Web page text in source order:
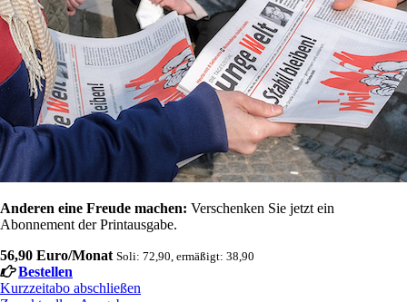
Anderen eine Freude machen: Verschenken Sie jetzt ein
Abonnement der Printausgabe.
56,90 Euro/Monat Soli: 72,90, ermäßigt: 38,90
Bestellen
Kurzzeitabo abschließen